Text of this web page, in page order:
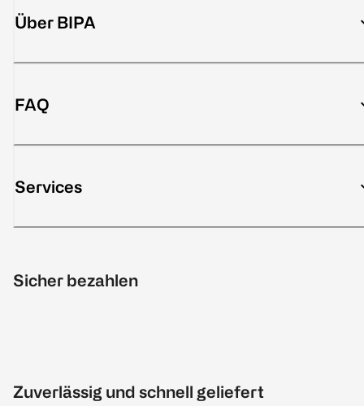
Über BIPA
FAQ
Services
Sicher bezahlen
Zuverlässig und schnell geliefert